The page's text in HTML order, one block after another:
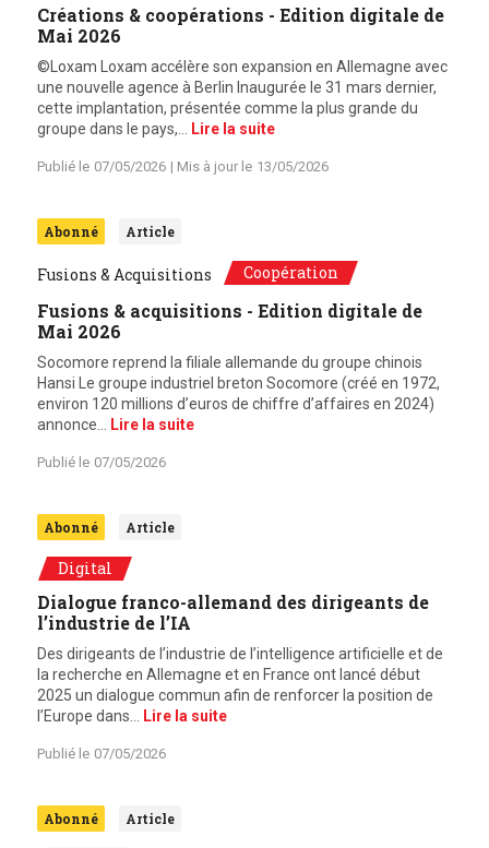
Créations & coopérations - Edition digitale de
Mai 2026
©Loxam Loxam accélère son expansion en Allemagne avec
une nouvelle agence à Berlin Inaugurée le 31 mars dernier,
cette implantation, présentée comme la plus grande du
groupe dans le pays,…
Lire la suite
Publié le 07/05/2026 | Mis à jour le 13/05/2026
Abonné Article
Fusions & Acquisitions Coopération
Fusions & acquisitions - Edition digitale de
Mai 2026
Socomore reprend la filiale allemande du groupe chinois
Hansi Le groupe industriel breton Socomore (créé en 1972,
environ 120 millions d’euros de chiffre d’affaires en 2024)
annonce…
Lire la suite
Publié le 07/05/2026
Abonné Article
Digital
Dialogue franco-allemand des dirigeants de
l’industrie de l’IA
Des dirigeants de l’industrie de l’intelligence artificielle et de
la recherche en Allemagne et en France ont lancé début
2025 un dialogue commun afin de renforcer la position de
l’Europe dans…
Lire la suite
Publié le 07/05/2026
Abonné Article